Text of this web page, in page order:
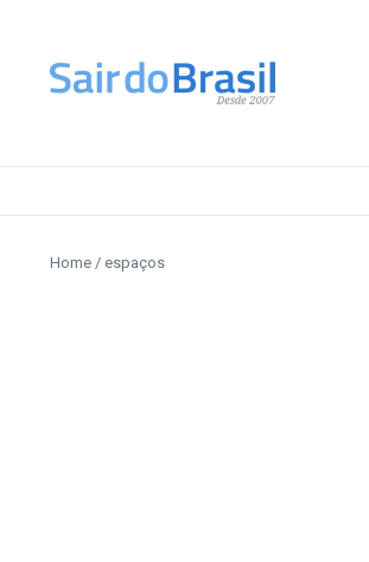
Home / espaços